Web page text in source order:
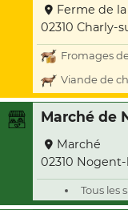
Ferme de
02310 Charly-
Fromages
Viande de
Marché de
Marché
02310
Tous les